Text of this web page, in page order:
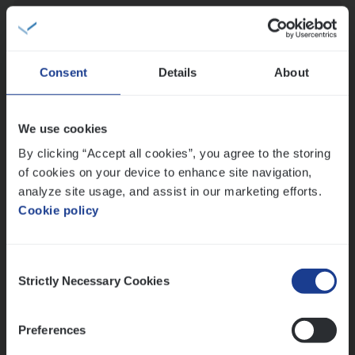
Consent Details About
We use cookies
By clicking “Accept all cookies”, you agree to the storing
of cookies on your device to enhance site navigation,
analyze site usage, and assist in our marketing efforts.
Cookie policy
Selection
Strictly Necessary Cookies
Preferences
(Agi­le)ITPro­ject Manager
IT, Change & Innovation
Antwerpen
ITBusi­ness Analyst
IT, Change & Innovation
Antwerpen
Mathias houdt van diepgaande dossiers én droge